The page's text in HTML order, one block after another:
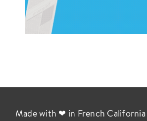
Made with ❤ in French California